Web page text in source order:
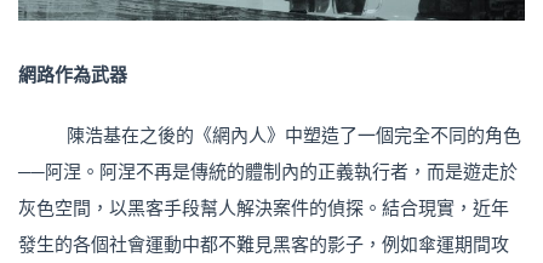
網路作為武器
陳浩基在之後的《網內人》中塑造了一個完全不同的角色
──阿涅。阿涅不再是傳統的體制內的正義執行者，而是遊走於
灰色空間，以黑客手段幫人解決案件的偵探。結合現實，近年
發生的各個社會運動中都不難見黑客的影子，例如傘運期間攻